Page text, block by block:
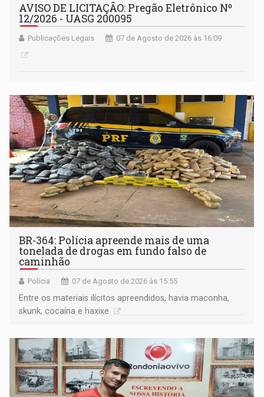
AVISO DE LICITAÇÃO: Pregão Eletrônico Nº
12/2026 - UASG 200095
Publicações Legais 07 de Agosto de 2026 às 16:09
BR-364: Polícia apreende mais de uma
tonelada de drogas em fundo falso de
caminhão
Polícia 07 de Agosto de 2026 às 15:55
Entre os materiais ilícitos apreendidos, havia maconha,
skunk, cocaína e haxixe